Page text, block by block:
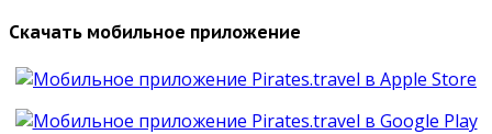
Скачать мобильное приложение